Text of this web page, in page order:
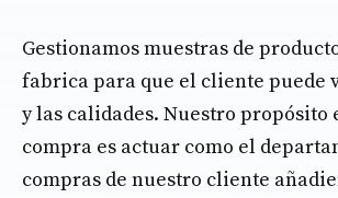
Gestionamos muestras de
fabrica para que el cliente puede
y las calidades. Nuestro propósito
compra es actuar como el
compras de nuestro cliente